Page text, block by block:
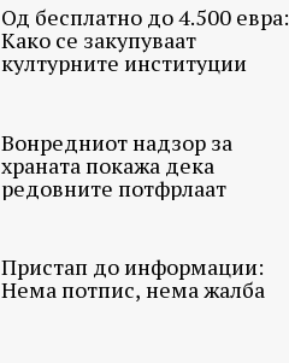
Од бесплатно до 4.500 евра:
Како се закупуваат
културните институции
Вонредниот надзор за
храната покажа дека
редовните потфрлаат
Пристап до информации:
Нема потпис, нема жалба